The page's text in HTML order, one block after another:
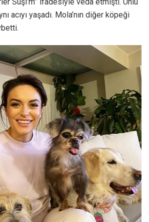
acıyı yaşadı. Mola’nın diğer köpeği